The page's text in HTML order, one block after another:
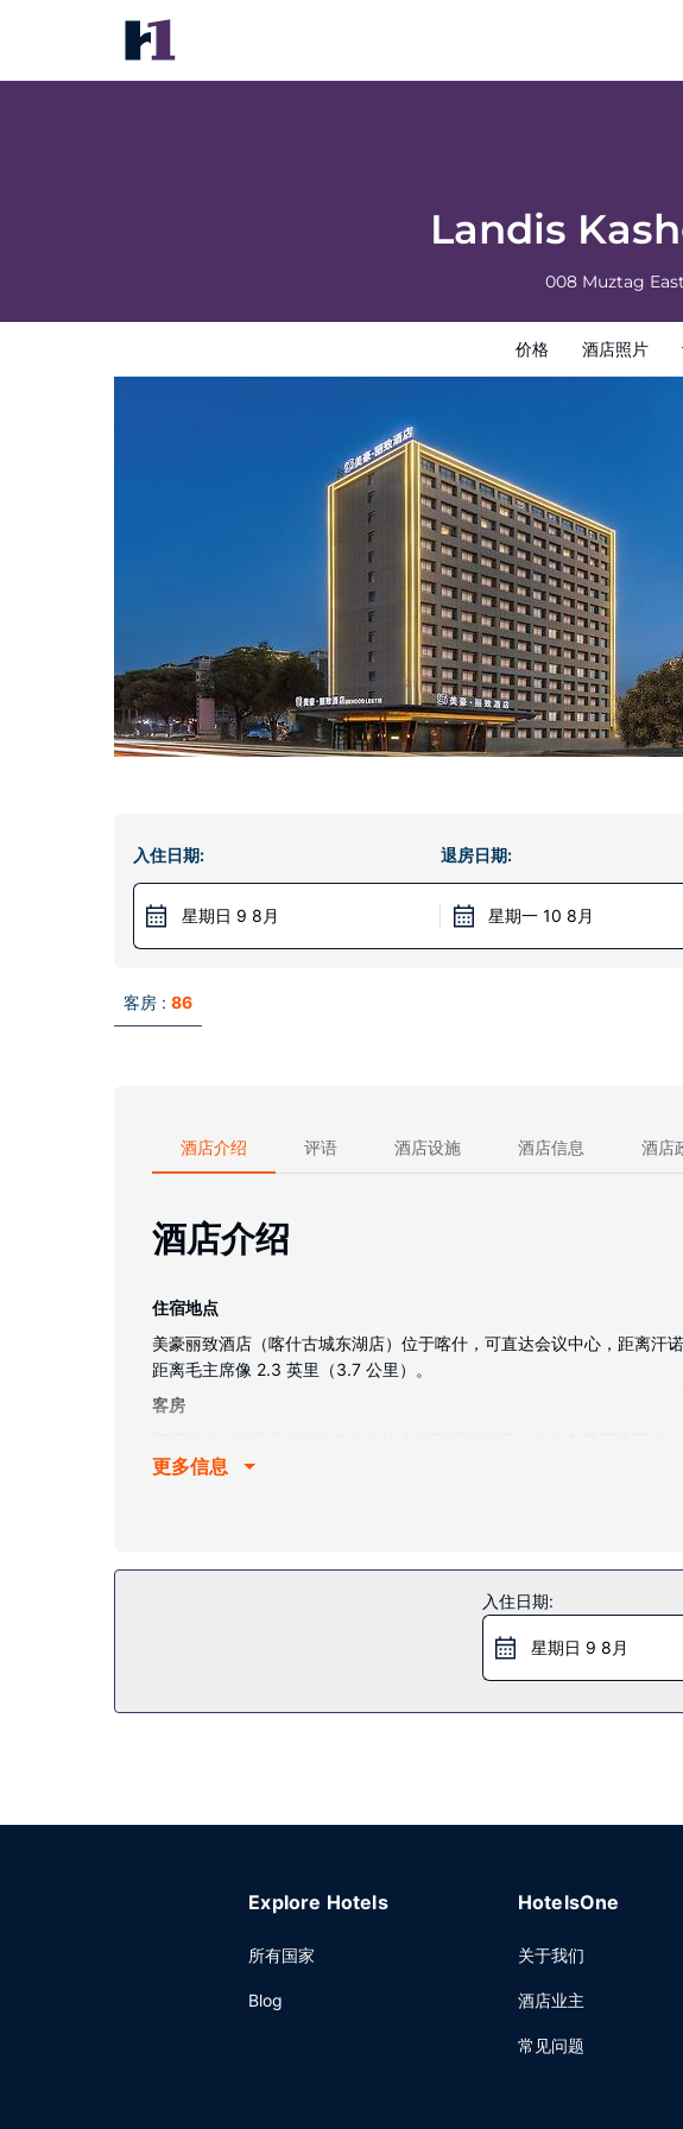
Landis
008 Muztag
价格 酒店照片
Landis Kashgar Lacus Orientalis
价格 酒店照片
入住日期:
星期日 9 8月
退房日期:
星期一 10 8月
客房 : 86
酒店介绍 评语 酒店设施 酒店信息 酒店
酒店介绍
住宿地点
美豪丽致酒店（喀什古城东湖店）位于喀什，可直达会议中心，距离
距离毛主席像 2.3 英里（3.7 公里）。
客房
物业设施
特色服务/设施包括快速退房、24 小时前台服务和电梯。酒店提供免费
更多信息
入住日期:
星期日 9 8月
Explore Hotels
所有国家
Blog
HotelsOne
关于我们
酒店业主
常见问题